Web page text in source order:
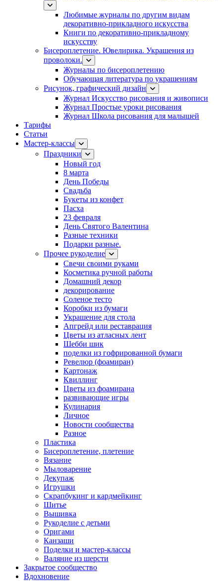
Любимые журналы по другим видам
декоративно-прикладного искусства
Книги по декоративно-прикладному
искусству
Бисероплетение. Ювелирика. Украшения из
проволоки.
Журналы по бисероплетению
Обучающая литература по украшениям
Рисунок, графический дизайн
Журнал Искусство рисования и живописи
Журнал Простые уроки рисования
Журнал Школа рисования для малышей
Тарифы
Статьи
Мастер-классы
Праздники
Новый год
8 марта
День Победы
Свадьба
Букеты из конфет
Пасха
23 февраля
День Святого Валентина
Разные техники
Подарки разные.
Прочее рукоделие
Свечи своими руками
Косметика ручной работы
Домашний декор
декорирование
Соленое тесто
Коробки из бумаги
Украшение для стола
Апгрейд или реставрация
Цветы из атласных лент
Шебби шик
поделки из гофрированной бумаги
Ревелюр (фоамиран)
Картонаж
Квиллинг
Цветы из фоамирана
развивающие игры
Кулинария
Личное
Новости сообщества
Разное
Пластика
Бисероплетение, плетение
Вязание
Мыловарение
Декупаж
Игрушки
Скрапбукинг и кардмейкинг
Шитье
Вышивка
Рукоделие с детьми
Оригами
Канзаши
Поделки и мастер-классы
Валяние из шерсти
Закрытое сообщество
Вдохновение